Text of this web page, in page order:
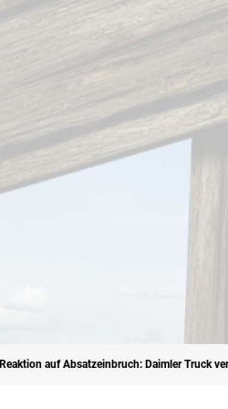
Reaktion auf Absatzeinbruch: Daimler Truck